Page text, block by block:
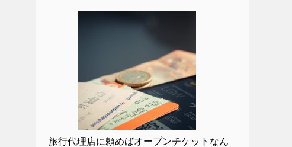
旅行代理店に頼めばオープンチケットなん